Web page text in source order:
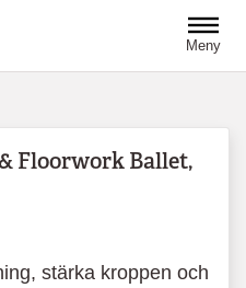
Meny
Floorwork Ballet,
stärka kroppen och